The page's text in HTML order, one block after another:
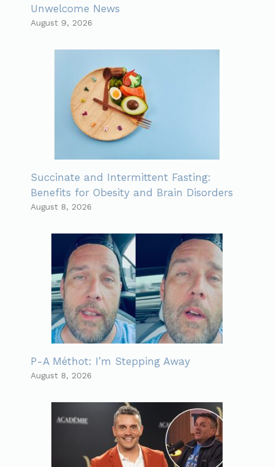
Unwelcome News
August 9, 2026
Succinate and Intermittent Fasting:
Benefits for Obesity and Brain Disorders
August 8, 2026
P-A Méthot: I’m Stepping Away
August 8, 2026